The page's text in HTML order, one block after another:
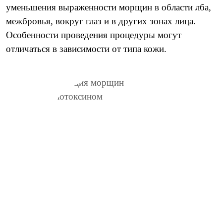
уменьшения выраженности морщин в области лба,
межбровья, вокруг глаз и в других зонах лица.
Особенности проведения процедуры могут
отличаться в зависимости от типа кожи.